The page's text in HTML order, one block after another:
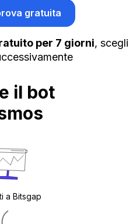
gratuita
per 7 giorni, scegli
il bot
a Bitsgap